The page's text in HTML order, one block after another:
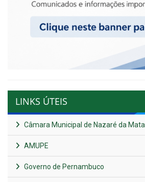
LINKS ÚTEIS
Câmara Municipal de Nazaré da Mata
AMUPE
Governo de Pernambuco